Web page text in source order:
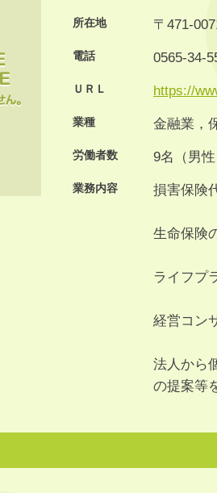
所在地 〒471-
電話 0565-34-
ＵＲＬ https://
業種 金融業，
労働者数 9名（男
業務内容 損害保険
生命保険
ライフプ
経営コン
法人から
の提案等